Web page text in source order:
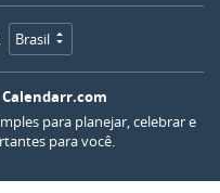
Brasil
Calendarr.com
para planejar, celebrar e
para você.